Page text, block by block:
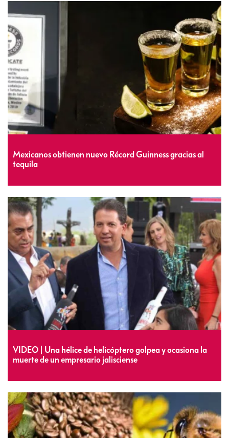
Mexicanos obtienen nuevo Récord Guinness gracias al
tequila
VIDEO | Una hélice de helicóptero golpea y ocasiona la
muerte de un empresario jalisciense